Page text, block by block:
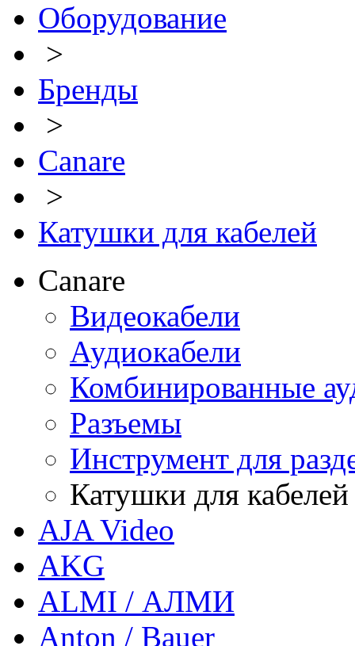
Оборудование
>
Бренды
>
Canare
>
Катушки для кабелей
Canare
Видеокабели
Аудиокабели
Комбинированные
Разъемы
Инструмент для
Катушки для кабелей
AJA Video
AKG
ALMI / АЛМИ
Anton / Bauer